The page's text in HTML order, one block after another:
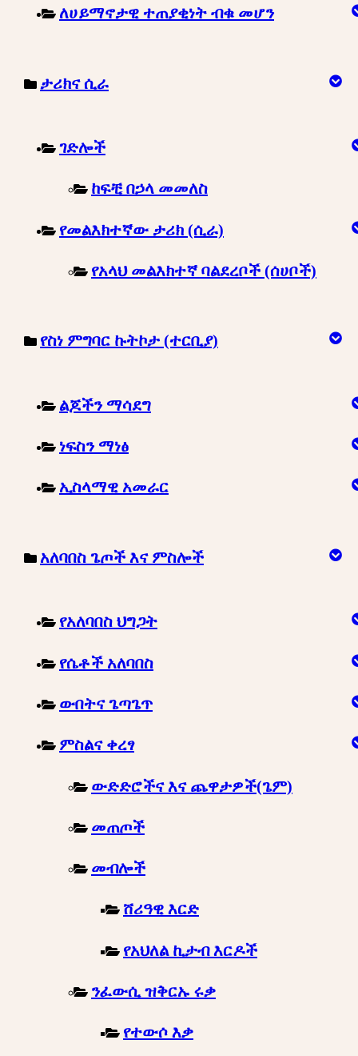
ለሀይማኖታዊ ተጠያቂነት ብቁ መሆን
ታሪክና ሲራ
ገድሎች
ከፍቺ በኃላ መመለስ
የመልእክተኛው ታሪክ (ሲራ)
የአላህ መልእክተኛ ባልደረቦች (ሰሀቦች)
የስነ ምግባር ኩትኮታ (ተርቢያ)
ልጆችን ማሳደግ
ነፍስን ማነፅ
ኢስላማዊ አመራር
አለባበስ ጌጦች እና ምስሎች
የአለባበስ ህግጋት
የሴቶች አለባበስ
ውበትና ጌጣጌጥ
ምስልና ቀረፃ
ውድድሮችና እና ጨዋታዎች(ጌም)
መጠጦች
መብሎች
ሸሪዓዊ እርድ
የአህለል ኪታብ እርዶች
ንፈውሲ ዝቅርኡ ሩቃ
የተውሶ እቃ